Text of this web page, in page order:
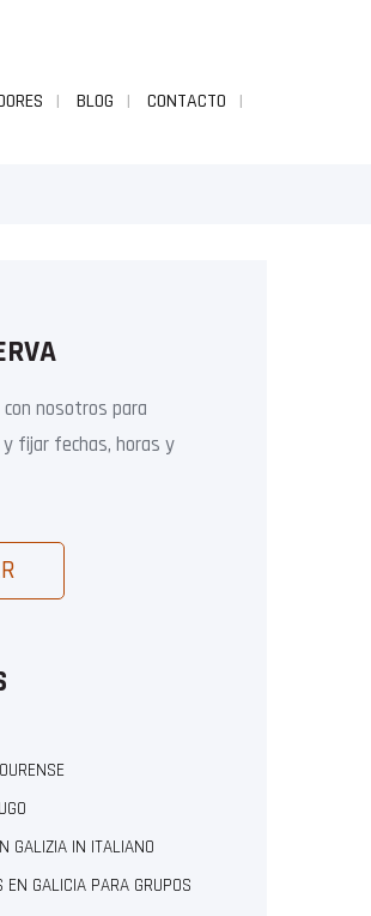
BLOG CONTACTO
nosotros para
fijar fechas, horas y
GALIZIA IN ITALIANO
EN GALICIA PARA GRUPOS